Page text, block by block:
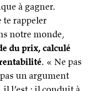
à gagner.
te rappeler
notre monde,
du prix, calculé
. « Ne pas
un argument